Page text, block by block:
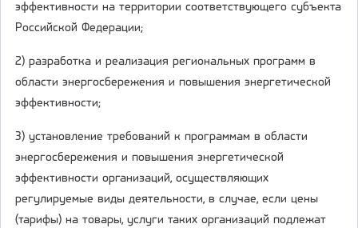
эффективности на территории соответствующего субъекта
Российской Федерации;
2) разработка и реализация региональных программ в
области энергосбережения и повышения энергетической
эффективности;
3) установление требований к программам в области
энергосбережения и повышения энергетической
эффективности организаций, осуществляющих
регулируемые виды деятельности, в случае, если цены
(тарифы) на товары, услуги таких организаций подлежат